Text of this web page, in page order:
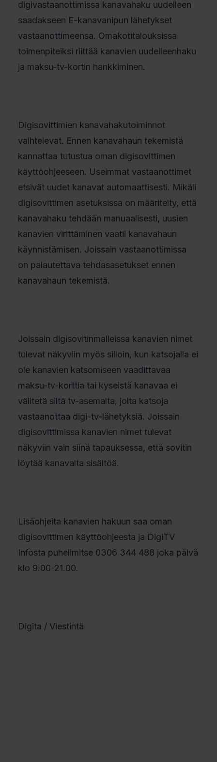
digivastaanottimissa kanavahaku uudelleen
saadakseen E-kanavanipun lähetykset
vastaanottimeensa. Omakotitalouksissa
toimenpiteiksi riittää kanavien uudelleenhaku
ja maksu-tv-kortin hankkiminen.
Digisovittimien kanavahakutoiminnot
vaihtelevat. Ennen kanavahaun tekemistä
kannattaa tutustua oman digisovittimen
käyttöohjeeseen. Useimmat vastaanottimet
etsivät uudet kanavat automaattisesti. Mikäli
digisovittimen asetuksissa on määritelty, että
kanavahaku tehdään manuaalisesti, uusien
kanavien virittäminen vaatii kanavahaun
käynnistämisen. Joissain vastaanottimissa
on palautettava tehdasasetukset ennen
kanavahaun tekemistä.
Joissain digisovitinmalleissa kanavien nimet
tulevat näkyviin myös silloin, kun katsojalla ei
ole kanavien katsomiseen vaadittavaa
maksu-tv-korttia tai kyseistä kanavaa ei
välitetä siltä tv-asemalta, jolta katsoja
vastaanottaa digi-tv-lähetyksiä. Joissain
digisovittimissa kanavien nimet tulevat
näkyviin vain siinä tapauksessa, että sovitin
löytää kanavalta sisältöä.
Lisäohjeita kanavien hakuun saa oman
digisovittimen käyttöohjeesta ja DigiTV
Infosta puhelimitse 0306 344 488 joka päivä
klo 9.00-21.00.
Digita / Viestintä